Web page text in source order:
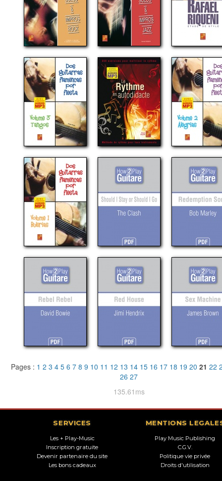
Pages : 1 2 3 4 5 6 7 8 9 10 11 12 13 14 15 16 17 18 19 20 21 22
26 27
135.61ms
SERVICES
Les + Play-Music
Inscription gratuite
Devenir partenaire du site
Les bons cadeaux
MENTIONS
Play Music Publishing
C.G.V.
Politique vie privée
Droits d'utilisation